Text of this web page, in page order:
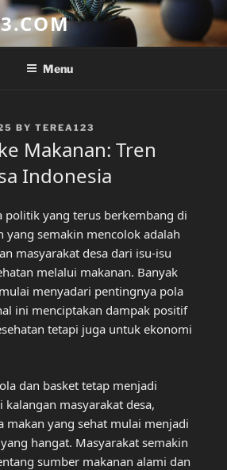
Menu
BY TEREA123
Makanan: Tren
Indonesia
politik yang terus berkembang di
yang semakin mencolok adalah
masyarakat desa dari isu-isu
melalui makanan. Banyak
menyadari pentingnya pola
ini menciptakan dampak positif
tetapi juga untuk ekonomi
dan basket tetap menjadi
masyarakat desa,
makan yang sehat mulai menjadi
hangat. Masyarakat semakin
sumber makanan alami dan